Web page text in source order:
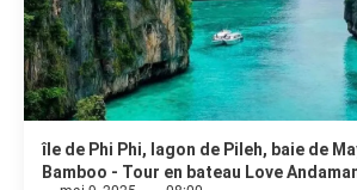
île de Phi Phi, lagon de Pileh, baie de
Bamboo - Tour en bateau Love